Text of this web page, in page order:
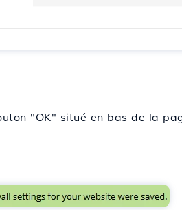
"OK" situé en bas de la